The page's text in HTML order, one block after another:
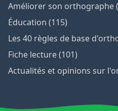
Améliorer son orthographe
Éducation (115)
Les 40 règles de base
Fiche lecture (101)
Actualités et opinions sur